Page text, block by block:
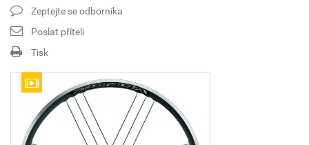
Zeptejte se odborníka
Poslat příteli
Tisk